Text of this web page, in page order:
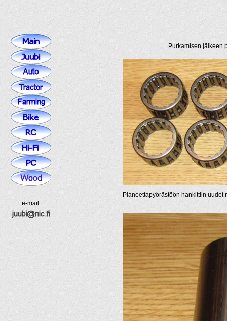
e-mail:
Purkamisen jälkeen
Planeettapyörästöön hankittiin uudet